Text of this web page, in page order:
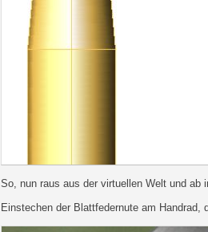
So, nun raus aus der virtuellen Welt und ab
Einstechen der Blattfedernute am